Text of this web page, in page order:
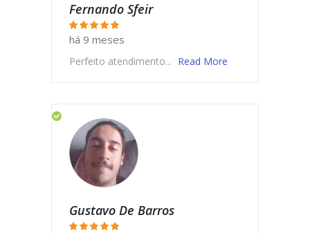
Fernando Sfeir
há 9 meses
Perfeito atendimento... Read More
Gustavo De Barros